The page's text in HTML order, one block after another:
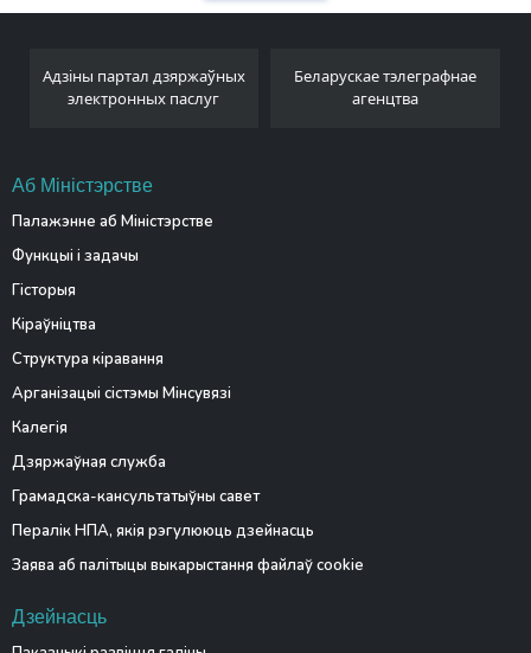
Адзіны партал дзяржаўных
электронных паслуг
Беларускае тэлеграфнае
агенцтва
Аб Міністэрстве
Палажэнне аб Міністэрстве
Функцыі і задачы
Гісторыя
Кіраўніцтва
Структура кіравання
Арганізацыі сістэмы Мінсувязі
Калегія
Дзяржаўная служба
Грамадска-кансультатыўны савет
Пералік НПА, якія рэгулююць дзейнасць
Заява аб палітыцы выкарыстання файлаў cookie
Дзейнасць